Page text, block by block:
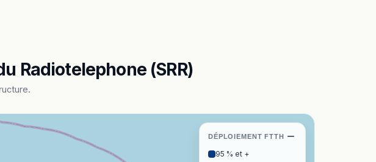
Radiotelephone (SRR)
DÉPLOIEMENT FTTH −
95 % et +